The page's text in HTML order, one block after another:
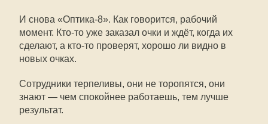
И снова «Оптика-8». Как говорится, рабочий
момент. Кто-то уже заказал очки и ждёт, когда их
сделают, а кто-то проверят, хорошо ли видно в
новых очках.
Сотрудники терпеливы, они не торопятся, они
знают — чем спокойнее работаешь, тем лучше
результат.